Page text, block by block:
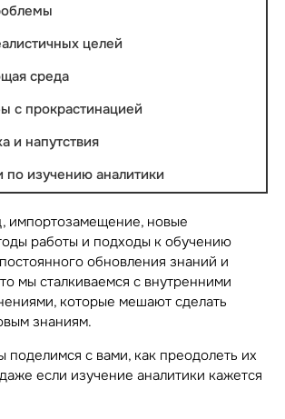
импортозамещение, новые
работы и подходы к обучению
обновления знаний и
мы сталкиваемся с внутренними
которые мешают сделать
знаниям.
поделимся с вами, как преодолеть их
если изучение аналитики кажется
целей
среда
с прокрастинацией
и напутствия
изучению аналитики